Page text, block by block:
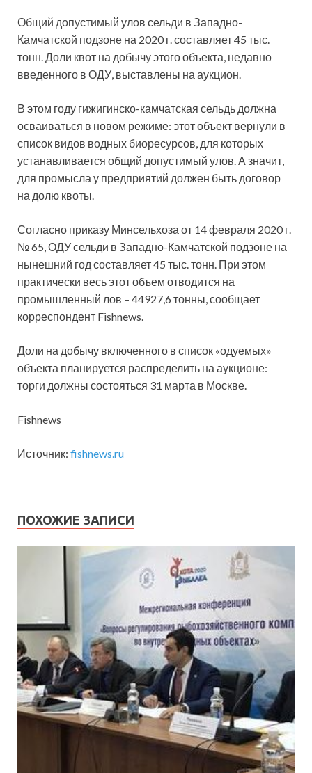
Общий допустимый улов сельди в Западно-
Камчатской подзоне на 2020 г. составляет 45 тыс.
тонн. Доли квот на добычу этого объекта, недавно
введенного в ОДУ, выставлены на аукцион.
В этом году гижигинско-камчатская сельдь должна
осваиваться в новом режиме: этот объект вернули в
список видов водных биоресурсов, для которых
устанавливается общий допустимый улов. А значит,
для промысла у предприятий должен быть договор
на долю квоты.
Согласно приказу Минсельхоза от 14 февраля 2020 г.
№ 65, ОДУ сельди в Западно-Камчатской подзоне на
нынешний год составляет 45 тыс. тонн. При этом
практически весь этот объем отводится на
промышленный лов – 44927,6 тонны, сообщает
корреспондент Fishnews.
Доли на добычу включенного в список «одуемых»
объекта планируется распределить на аукционе:
торги должны состояться 31 марта в Москве.
Fishnews
Источник: fishnews.ru
ПОХОЖИЕ ЗАПИСИ